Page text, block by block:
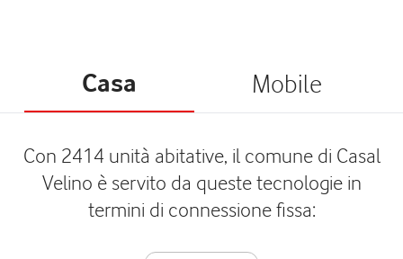
Casa Mobile
Con 2414 unità abitative, il comune di Casal
Velino è servito da queste tecnologie in
termini di connessione fissa: